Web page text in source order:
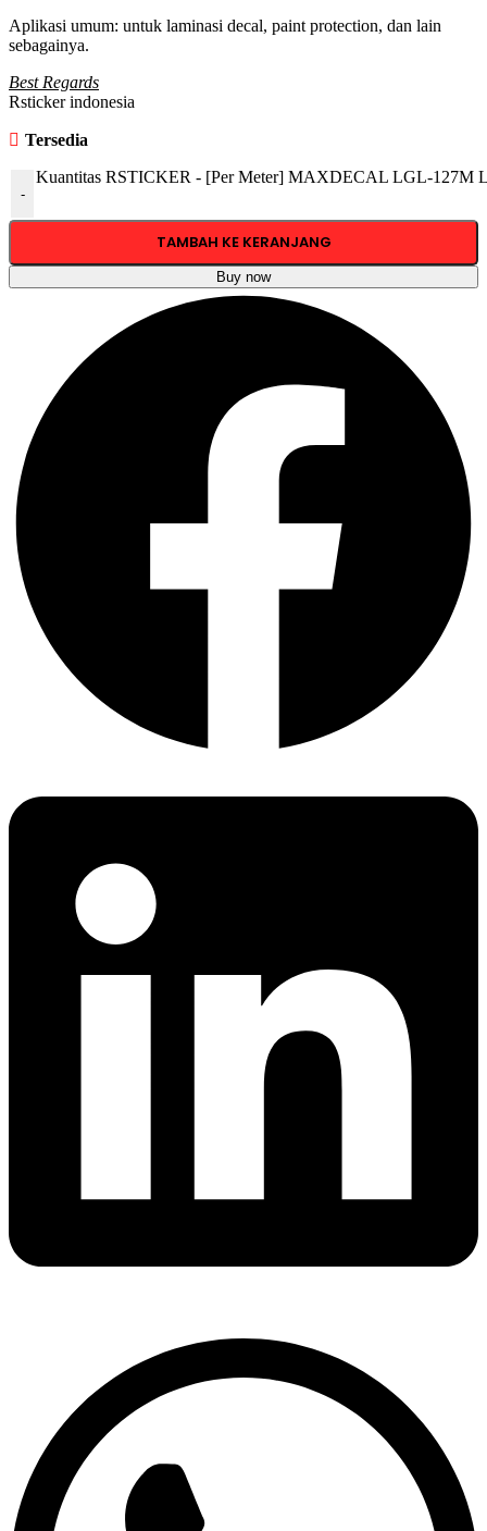
Aplikasi umum: untuk laminasi decal, paint protection, dan lain
sebagainya.
Best Regards
Rsticker indonesia
Tersedia
-
Kuantitas RSTICKER - [Per Meter] MAXDECAL LGL-127M
TAMBAH KE KERANJANG
Buy now